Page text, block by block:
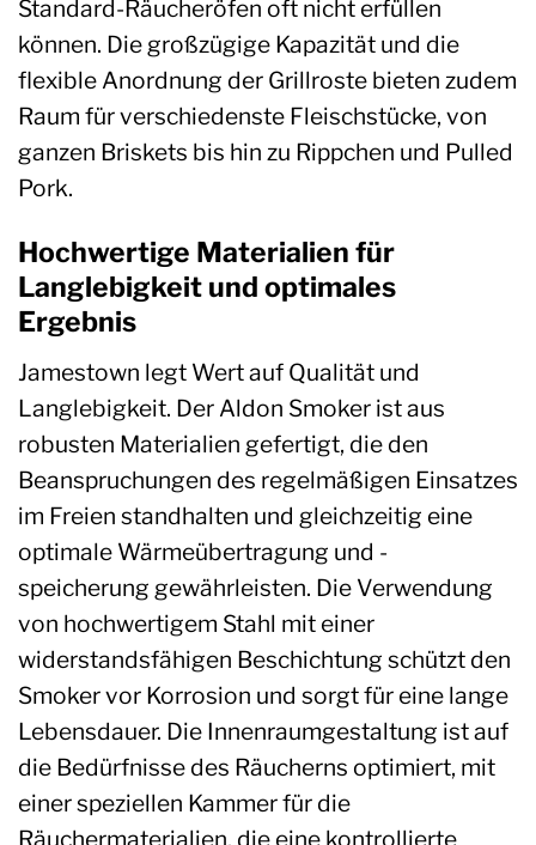
Standard-Räucheröfen oft nicht erfüllen
können. Die großzügige Kapazität und die
flexible Anordnung der Grillroste bieten zudem
Raum für verschiedenste Fleischstücke, von
ganzen Briskets bis hin zu Rippchen und Pulled
Pork.
Hochwertige Materialien für
Langlebigkeit und optimales
Ergebnis
Jamestown legt Wert auf Qualität und
Langlebigkeit. Der Aldon Smoker ist aus
robusten Materialien gefertigt, die den
Beanspruchungen des regelmäßigen Einsatzes
im Freien standhalten und gleichzeitig eine
optimale Wärmeübertragung und -
speicherung gewährleisten. Die Verwendung
von hochwertigem Stahl mit einer
widerstandsfähigen Beschichtung schützt den
Smoker vor Korrosion und sorgt für eine lange
Lebensdauer. Die Innenraumgestaltung ist auf
die Bedürfnisse des Räucherns optimiert, mit
einer speziellen Kammer für die
Räuchermaterialien, die eine kontrollierte